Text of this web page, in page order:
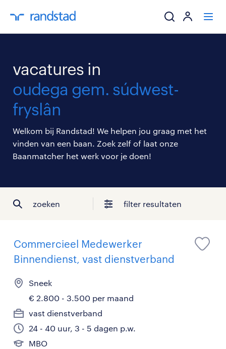
werkgevers
over randstad
vacatures in
oudega gem. súdwest-
fryslân
Welkom bij Randstad! We helpen jou graag met het
vinden van een baan. Zoek zelf of laat onze
Baanmatcher het werk voor je doen!
zoeken filter resultaten
Commercieel Medewerker
Binnendienst, vast dienstverband
Sneek
€ 2.800 - 3.500 per maand
vast dienstverband
24 - 40 uur, 3 - 5 dagen p.w.
MBO